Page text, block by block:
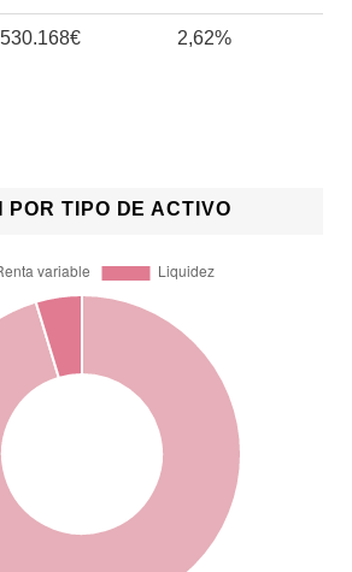
2,62%
POR TIPO DE ACTIVO